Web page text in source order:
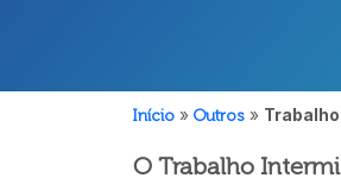
Início » Outros »
O Trabalho